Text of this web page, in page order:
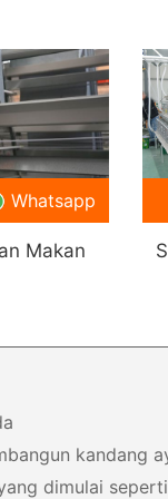
Makan
Whatsapp
kandang
dimulai